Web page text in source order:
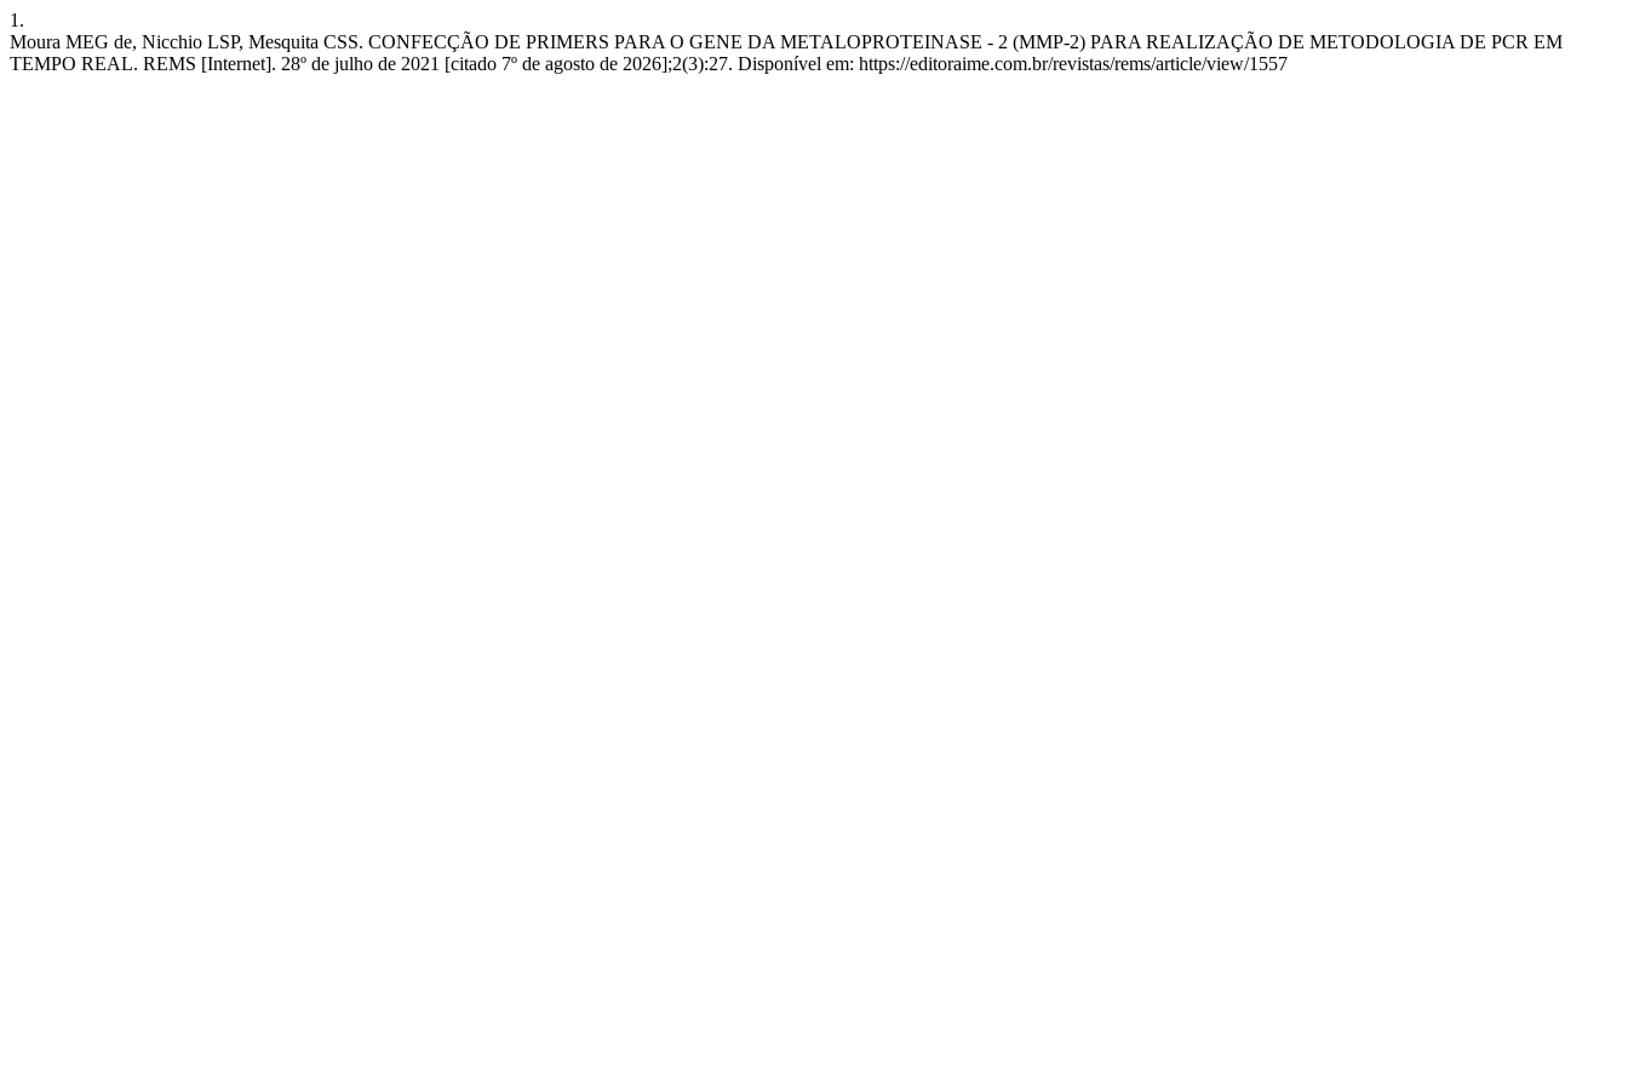
1.
Moura MEG de, Nicchio LSP, Mesquita CSS. CONFECÇÃO DE PRIMERS PARA O GENE DA METALOPROTEINASE - 2 (MMP-2) PARA REALIZAÇÃO DE METODOLOGIA DE PCR EM
TEMPO REAL. REMS [Internet]. 28º de julho de 2021 [citado 7º de agosto de 2026];2(3):27. Disponível em: https://editoraime.com.br/revistas/rems/article/view/1557